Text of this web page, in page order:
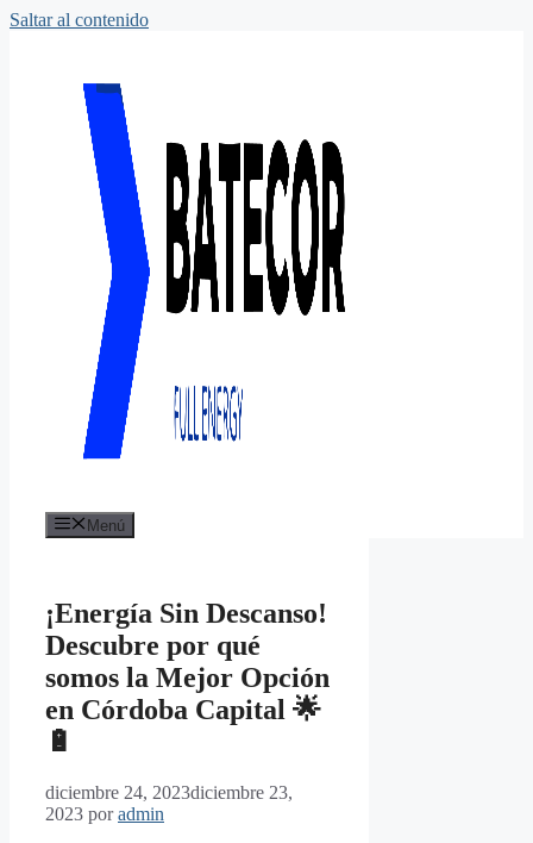
Saltar al contenido
Menú
¡Energía Sin Descanso!
Descubre por qué
somos la Mejor Opción
en Córdoba Capital 🌟
🔋
diciembre 24, 2023diciembre 23,
2023 poradmin